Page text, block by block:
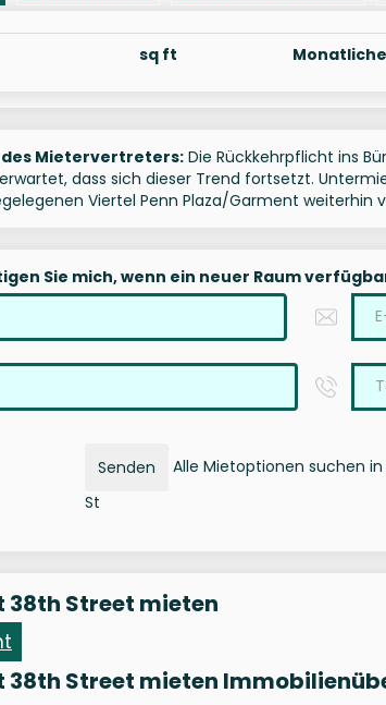
sq ft
des Mietervertreters: Die Rückkehrpflicht ins
dass sich dieser Trend fortsetzt.
Viertel Penn Plaza/Garment weiterhin
Sie mich, wenn ein neuer Raum
Senden
Alle Mietoptionen suchen in
St
38th Street mieten
38th Street mieten